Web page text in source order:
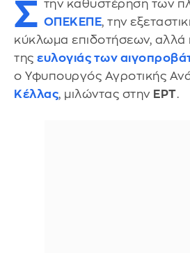
Σ την καθυστέρηση των
ΟΠΕΚΕΠΕ, την
κύκλωμα επιδοτήσεων, αλλά
της ευλογιάς των
ο Υφυπουργός Αγροτικής
Κέλλας, μιλώντας στην ΕΡΤ.